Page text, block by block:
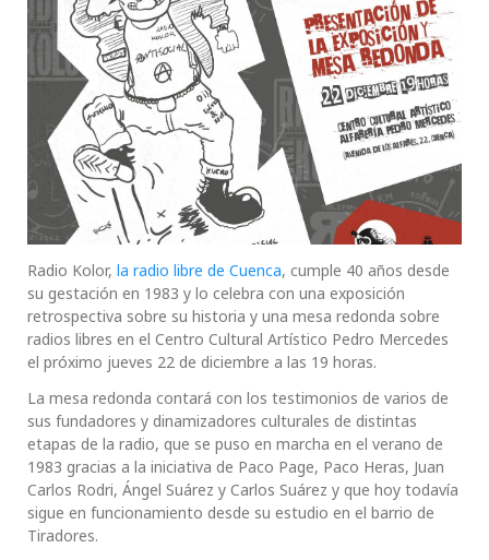
Radio Kolor, la radio libre de Cuenca, cumple 40 años desde
su gestación en 1983 y lo celebra con una exposición
retrospectiva sobre su historia y una mesa redonda sobre
radios libres en el Centro Cultural Artístico Pedro Mercedes
el próximo jueves 22 de diciembre a las 19 horas.
La mesa redonda contará con los testimonios de varios de
sus fundadores y dinamizadores culturales de distintas
etapas de la radio, que se puso en marcha en el verano de
1983 gracias a la iniciativa de Paco Page, Paco Heras, Juan
Carlos Rodri, Ángel Suárez y Carlos Suárez y que hoy todavía
sigue en funcionamiento desde su estudio en el barrio de
Tiradores.